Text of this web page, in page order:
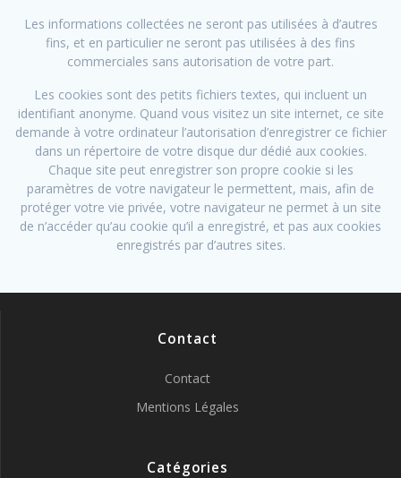
Les informations collectées ne seront pas utilisées à d’autres
fins, et en particulier ne seront pas utilisées à des fins
commerciales sans autorisation de votre part.
Les cookies sont des petits fichiers textes, qui incluent un
identifiant anonyme. Quand vous visitez un site internet, ce site
demande à votre ordinateur l’autorisation d’enregistrer ce fichier
dans un répertoire de votre disque dur dédié aux cookies.
Chaque site peut enregistrer son propre cookie si les
paramètres de votre navigateur le permettent, mais, afin de
protéger votre vie privée, votre navigateur ne permet à un site
de n’accéder qu’au cookie qu’il a enregistré, et pas aux cookies
enregistrés par d’autres sites.
Contact
Contact
Mentions Légales
Catégories